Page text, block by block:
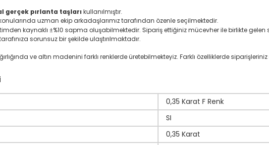
gerçek pırlanta taşları kullanılmıştır.
uzman ekip arkadaşlarımız tarafından özenle seçilmektedir.
kaynaklı ±%10 sapma oluşabilmektedir. Sipariş ettiğiniz mücevher ile birlikte
sorunsuz bir şekilde ulaştırılmaktadır.
ve altın madenini farklı renklerde üretebilmekteyiz. Farklı özelliklerde
0,35 Karat F Renk
SI
0,35 Karat